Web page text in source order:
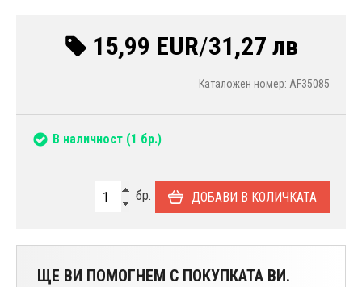
15,99 EUR/31,27 лв
Каталожен номер: AF35085
В наличност (1 бр.)
бр. ДОБАВИ В КОЛИЧКАТА
ЩЕ ВИ ПОМОГНЕМ С ПОКУПКАТА ВИ.